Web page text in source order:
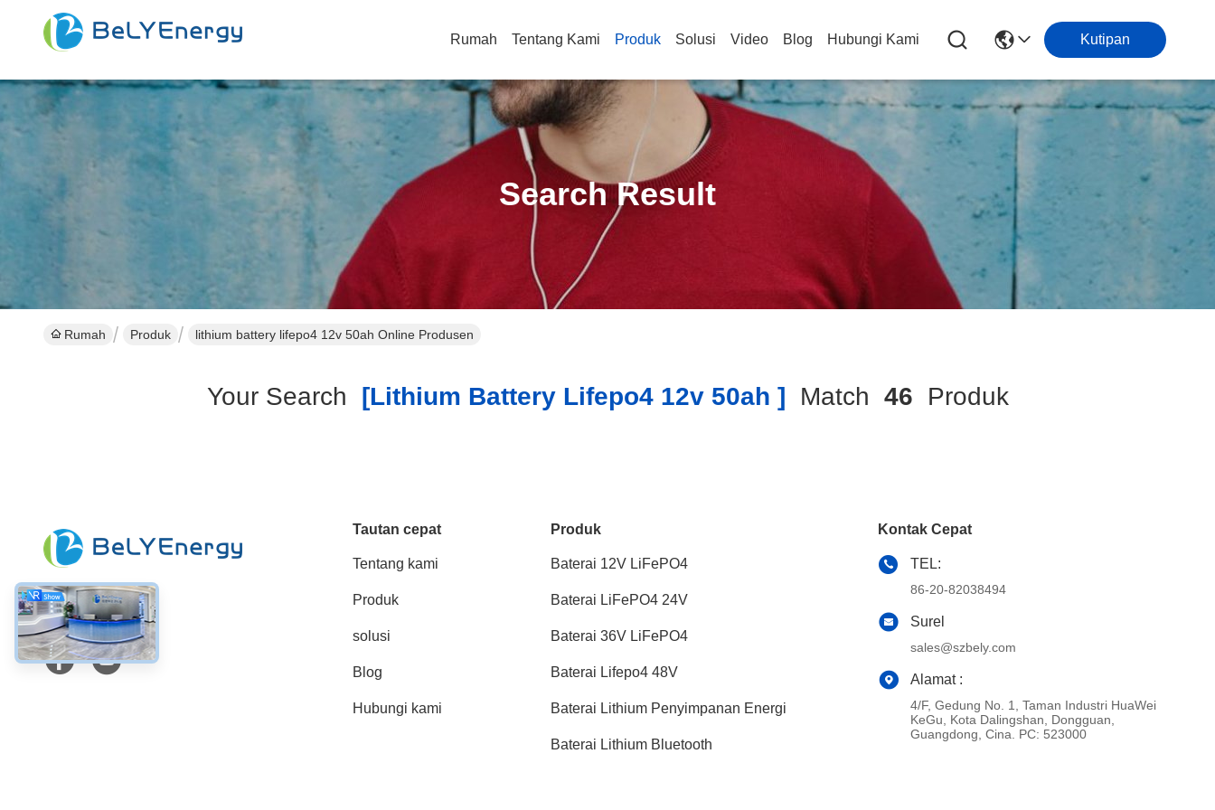
Rumah Tentang Kami Produk Solusi Video Blog Hubungi Kami Kutipan
Search Result
Rumah Produk lithium battery lifepo4 12v 50ah Online Produsen
Your Search [lithium Battery Lifepo4 12v 50ah ] Match 46 Produk
Media Sosial
Tautan cepat
Tentang kami
Produk
solusi
Blog
Hubungi kami
Produk
Baterai 12V LiFePO4
Baterai LiFePO4 24V
Baterai 36V LiFePO4
Baterai Lifepo4 48V
Baterai Lithium Penyimpanan Energi
Baterai Lithium Bluetooth
Kontak Cepat
TEL:
86-20-82038494
Surel
sales@szbely.com
Alamat :
4/F, Gedung No. 1, Taman Industri HuaWei
KeGu, Kota Dalingshan, Dongguan,
Guangdong, Cina. PC: 523000